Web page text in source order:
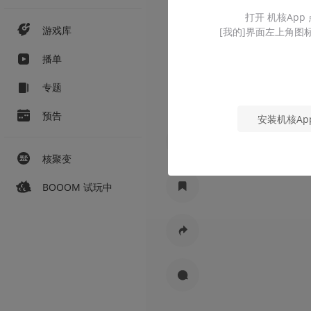
游戏库
播单
专题
预告
核聚变
BOOOM 试玩中
打开 机核App
[我的]界面左上角图
安装机核